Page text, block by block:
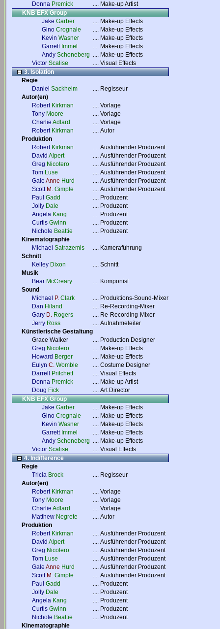
Donna Premick .... Make-up Artist
KNB EFX Group
Jake Garber .... Make-up Effects
Gino Crognale .... Make-up Effects
Kevin Wasner .... Make-up Effects
Garrett Immel .... Make-up Effects
Andy Schoneberg .... Make-up Effects
Victor Scalise .... Visual Effects
3. Isolation
Regie
Daniel Sackheim .... Regisseur
Autor(en)
Robert Kirkman .... Vorlage
Tony Moore .... Vorlage
Charlie Adlard .... Vorlage
Robert Kirkman .... Autor
Produktion
Robert Kirkman .... Ausführender Produzent
David Alpert .... Ausführender Produzent
Greg Nicotero .... Ausführender Produzent
Tom Luse .... Ausführender Produzent
Gale Anne Hurd .... Ausführender Produzent
Scott M. Gimple .... Ausführender Produzent
Paul Gadd .... Produzent
Jolly Dale .... Produzent
Angela Kang .... Produzent
Curtis Gwinn .... Produzent
Nichole Beattie .... Produzent
Kinematographie
Michael Satrazemis .... Kameraführung
Schnitt
Kelley Dixon .... Schnitt
Musik
Bear McCreary .... Komponist
Sound
Michael
P. Clark .... Produktions-Sound-Mixer
Dan Hiland .... Re-Recording-Mixer
Gary D. Rogers .... Re-Recording-Mixer
Jerry Ross .... Aufnahmeleiter
Künstlerische Gestaltung
Grace Walker
.... Production Designer
Greg Nicotero .... Make-up Effects
Howard Berger .... Make-up Effects
Eulyn C. Womble .... Costume Designer
Darrell
Pritchett .... Visual Effects
Donna Premick .... Make-up Artist
Doug Fick .... Art Director
KNB EFX Group
Jake Garber .... Make-up Effects
Gino Crognale .... Make-up Effects
Kevin Wasner .... Make-up Effects
Garrett Immel .... Make-up Effects
Andy Schoneberg .... Make-up Effects
Victor Scalise .... Visual Effects
4. Indifference
Regie
Tricia Brock .... Regisseur
Autor(en)
Robert Kirkman .... Vorlage
Tony Moore .... Vorlage
Charlie Adlard .... Vorlage
Matthew Negrete .... Autor
Produktion
Robert Kirkman .... Ausführender Produzent
David Alpert .... Ausführender Produzent
Greg Nicotero .... Ausführender Produzent
Tom Luse .... Ausführender Produzent
Gale Anne Hurd .... Ausführender Produzent
Scott M. Gimple .... Ausführender Produzent
Paul Gadd .... Produzent
Jolly Dale .... Produzent
Angela Kang .... Produzent
Curtis Gwinn .... Produzent
Nichole Beattie .... Produzent
Kinematographie